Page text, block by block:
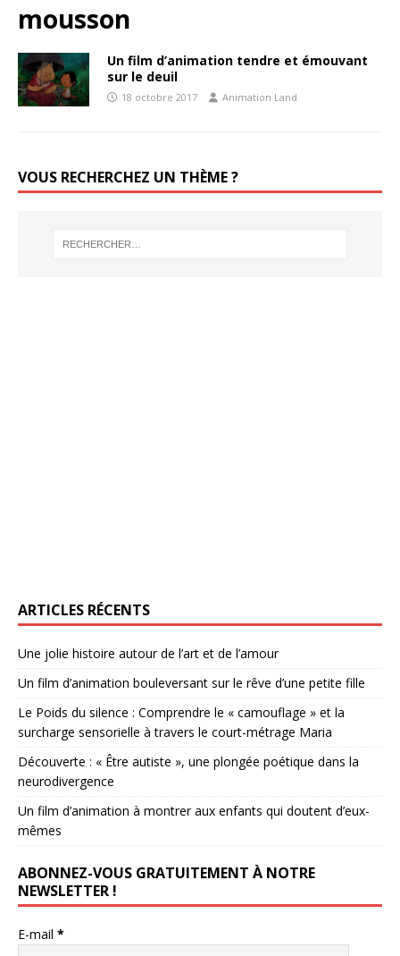
mousson
Un film d’animation tendre et émouvant
sur le deuil
18 octobre 2017 Animation Land
VOUS RECHERCHEZ UN THÈME ?
ARTICLES RÉCENTS
Une jolie histoire autour de l’art et de l’amour
Un film d’animation bouleversant sur le rêve d’une petite fille
Le Poids du silence : Comprendre le « camouflage » et la
surcharge sensorielle à travers le court-métrage Maria
Découverte : « Être autiste », une plongée poétique dans la
neurodivergence
Un film d’animation à montrer aux enfants qui doutent d’eux-
mêmes
ABONNEZ-VOUS GRATUITEMENT À NOTRE
NEWSLETTER !
E-mail *